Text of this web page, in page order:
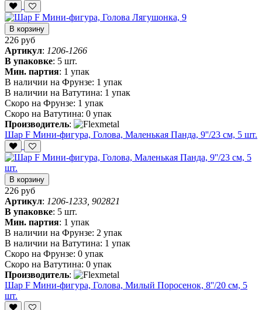
В корзину
226 руб
Артикул: 1206-1266
В упаковке: 5 шт.
Мин. партия: 1 упак
В наличии на Фрунзе: 1 упак
В наличии на Ватутина: 1 упак
Скоро на Фрунзе: 1 упак
Скоро на Ватутина: 0 упак
Производитель:
Шар F Мини-фигура, Голова, Маленькая Панда, 9''/23 см, 5 шт.
В корзину
226 руб
Артикул: 1206-1233, 902821
В упаковке: 5 шт.
Мин. партия: 1 упак
В наличии на Фрунзе: 2 упак
В наличии на Ватутина: 1 упак
Скоро на Фрунзе: 0 упак
Скоро на Ватутина: 0 упак
Производитель:
Шар F Мини-фигура, Голова, Милый Поросенок, 8''/20 см, 5
шт.